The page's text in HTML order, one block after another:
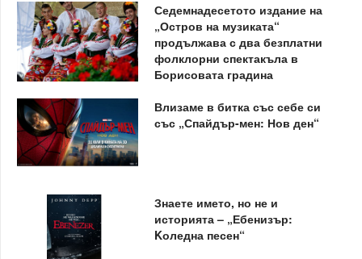
Седемнадесетото издание на
„Остров на музиката“
продължава с два безплатни
фолклорни спектакъла в
Борисовата градина
Влизаме в битка със себе си
със „Спайдър-мен: Нов ден“
Знаете името, но не и
историята – „Ебенизър:
Kоледна песен“